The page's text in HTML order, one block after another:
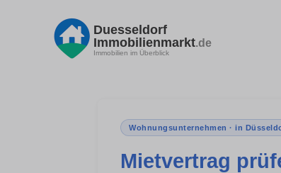
Duesseldorf
Immobilienmarkt.de
Immobilien im Überblick
Wohnungsunternehmen · in
Mietvertrag